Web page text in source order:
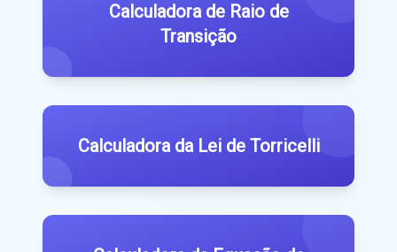
Calculadora de Raio de
Transição
Calculadora da Lei de Torricelli